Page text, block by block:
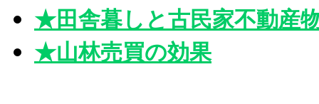
★田舎暮しと古民家不動産
★山林売買の効果